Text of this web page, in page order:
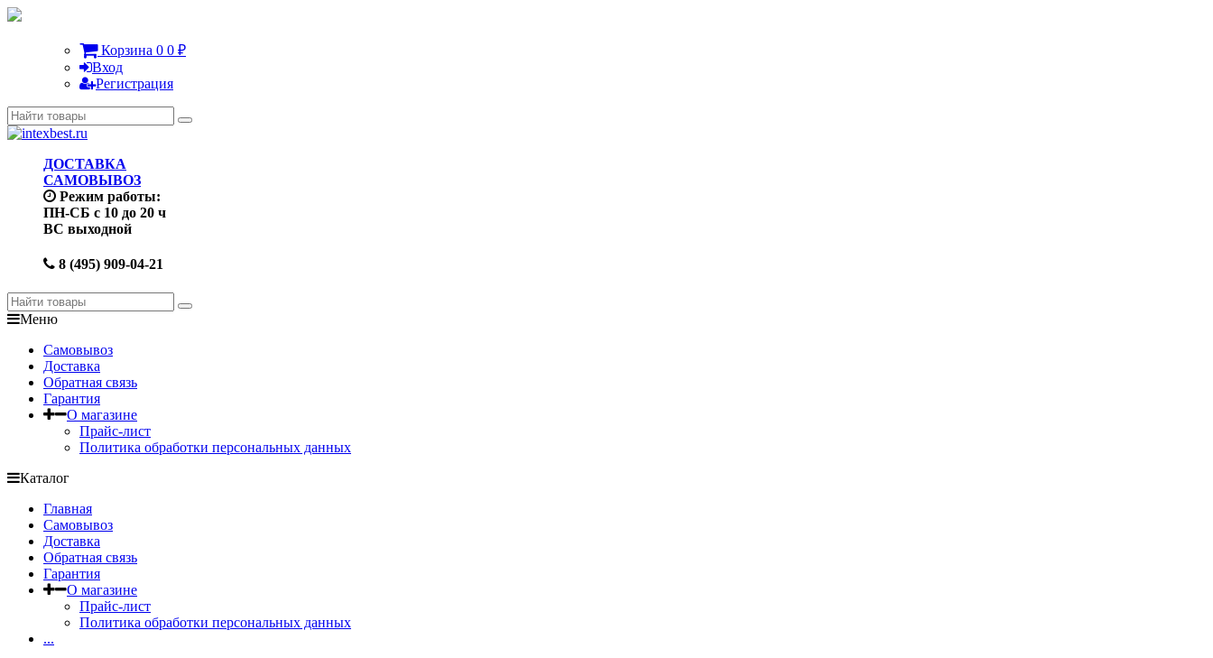
Корзина 0 0 ₽
Вход
Регистрация
ДОСТАВКА
САМОВЫВОЗ
Режим работы:
ПН-СБ с 10 до 20 ч
ВС выходной
8 (495) 909-04-21
Меню
Самовывоз
Доставка
Обратная связь
Гарантия
О магазине
Прайс-лист
Политика обработки персональных данных
Каталог
Главная
Самовывоз
Доставка
Обратная связь
Гарантия
О магазине
Прайс-лист
Политика обработки персональных данных
...